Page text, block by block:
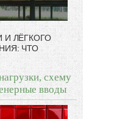
И ЛЁГКОГО
ЧТО
схему
вводы